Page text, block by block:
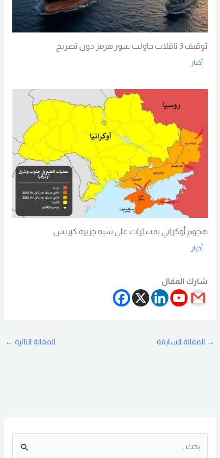
توقيف 3 ناقلات حاولت عبور هرمز دون تصريح
أخبار
هجوم أوكراني بمسيّرات على شبه جزيرة كيرتش
أخبار
شارك المقال
→المقالة السابقة المقالة التالية ←